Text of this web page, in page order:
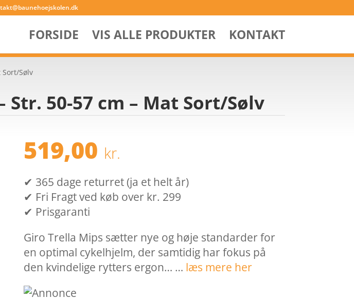
FORSIDE VIS ALLE PRODUKTER KONTAKT
Sølv
50-57 cm – Mat Sort/Sølv
519,00 kr.
✔ 365 dage returret (ja et helt år)
✔ Fri Fragt ved køb over kr. 299
✔ Prisgaranti
Giro Trella Mips sætter nye og høje standarder for
en optimal cykelhjelm, der samtidig har fokus på
den kvindelige rytters ergon… … læs mere her